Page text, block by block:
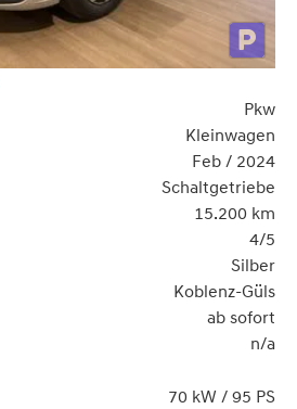
Pkw
Kleinwagen
Feb / 2024
Schaltgetriebe
15.200 km
4/5
Silber
Koblenz-Güls
ab sofort
n/a
70 kW / 95 PS